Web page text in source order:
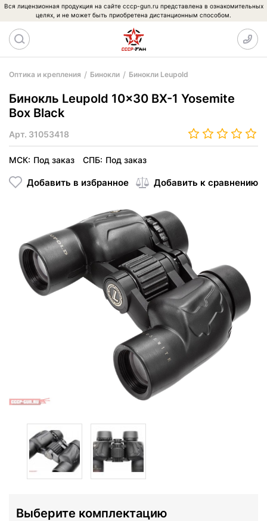
Вся лицензионная продукция на сайте cccp-gun.ru представлена в ознакомительных
целях, и не может быть приобретена дистанционным способом.
Оптика и крепления Бинокли Бинокли Leupold
Бинокль Leupold 10x30 BX-1 Yosemite
Box Black
Арт. 31053418
МСК: Под заказ СПБ: Под заказ
Добавить в избранное Добавить к сравнению
Выберите комплектацию